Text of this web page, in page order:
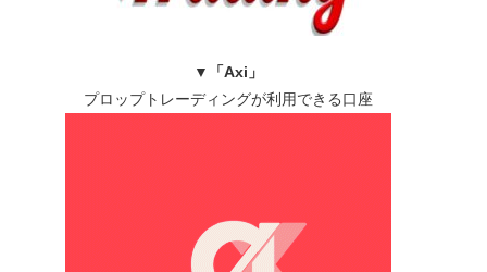
▼
「Axi」
プロップトレーディングが利用できる口座